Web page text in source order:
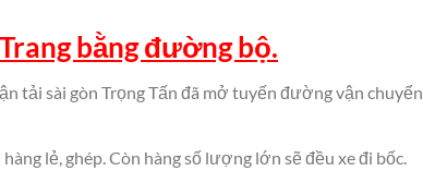
bằng đường bộ.
tải sài gòn Trọng Tấn đã mở tuyến đường vận chuyển
lẻ, ghép. Còn hàng số lượng lớn sẽ đều xe đi bốc.